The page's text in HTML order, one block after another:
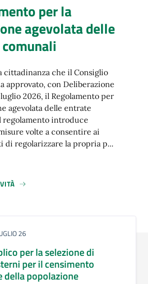
per la
agevolata delle
cittadinanza che il Consiglio
approvato, con Deliberazione
2026, il Regolamento per
agevolata delle entrate
regolamento introduce
volte a consentire ai
di regolarizzare la propria p...
26
per la selezione di
per il censimento
della popolazione